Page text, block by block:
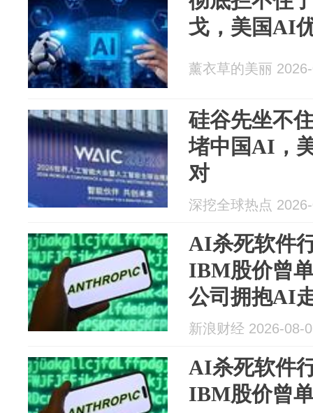
戈，美国AI
薰衣草的美丽
硅谷先坐不
堵中国AI，
对
深挖全球热点
AI杀死软件
IBM股价曾
公司拥抱AI
新浪财经 2026-08-
AI杀死软件
IBM股价曾